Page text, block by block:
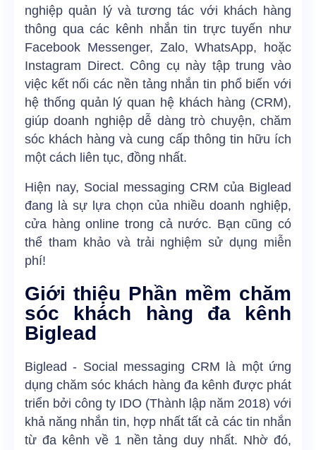
nghiệp quản lý và tương tác với khách hàng
thông qua các kênh nhắn tin trực tuyến như
Facebook Messenger, Zalo, WhatsApp, hoặc
Instagram Direct. Công cụ này tập trung vào
việc kết nối các nền tảng nhắn tin phổ biến với
hệ thống quản lý quan hệ khách hàng (CRM),
giúp doanh nghiệp dễ dàng trò chuyện, chăm
sóc khách hàng và cung cấp thông tin hữu ích
một cách liên tục, đồng nhất.
Hiện nay, Social messaging CRM của Biglead
đang là sự lựa chọn của nhiều doanh nghiệp,
cửa hàng online trong cả nước. Bạn cũng có
thể tham khảo và trải nghiệm sử dụng miễn
phí!
Giới thiệu Phần mềm chăm
sóc khách hàng đa kênh
Biglead
Biglead - Social messaging CRM là một ứng
dụng chăm sóc khách hàng đa kênh được phát
triển bởi công ty IDO (Thành lập năm 2018) với
khả năng nhắn tin, hợp nhất tất cả các tin nhắn
từ đa kênh về 1 nền tảng duy nhất. Nhờ đó,